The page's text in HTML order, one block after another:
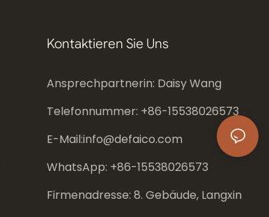
Kontaktieren Sie Uns
Ansprechpartnerin: Daisy Wang
Telefonnummer: +86-15538026573
E-Mail:info@defaico.com
WhatsApp: +86-15538026573
Firmenadresse: 8. Gebäude, Langxin